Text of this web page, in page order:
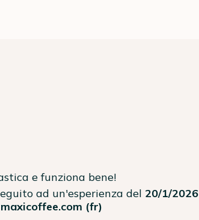
e funziona bene!
ad un'esperienza del 20/1/2026
maxicoffee.com (fr)